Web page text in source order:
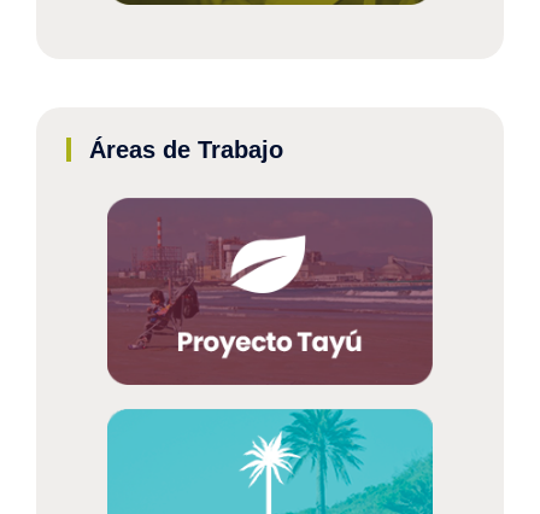
Áreas de Trabajo